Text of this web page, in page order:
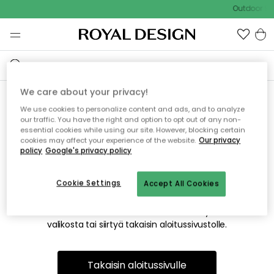
Outdoor
Emme valitettavasti löydä
etsimääsi sivua
Tämä voi johtua siitä, että sivua ei enää ole tai siitä, että se
on siirretty muualle. Pahoittelemme tästä mahdollisesti
valikosta tai siirtyä takaisin aloitussivustolle.
Takaisin aloitussivulle
We care about your privacy!
We use cookies to personalize content and ads, and to analyze
our traffic. You have the right and option to opt out of any non-
essential cookies while using our site. However, blocking certain
cookies may affect your experience of the website. Our privacy
policy Google's privacy policy
Accept All Cookies
Cookie Settings